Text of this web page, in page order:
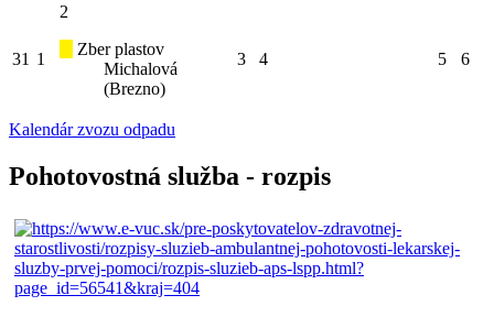
31 1
2
Zber plastov
Michalová
(Brezno)
3 4 5 6
Kalendár zvozu odpadu
Pohotovostná služba - rozpis